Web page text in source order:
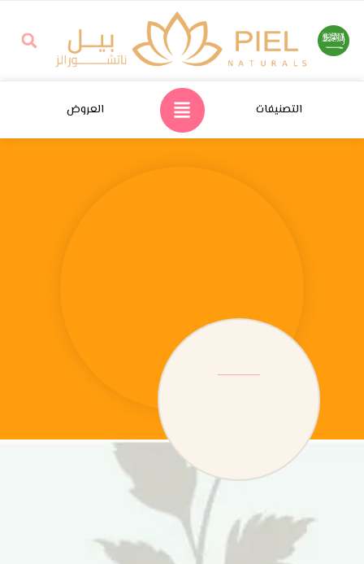
التصنيفات العروض